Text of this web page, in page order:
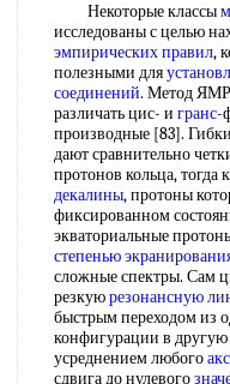
Некоторые классы
исследованы с целью
эмпирических правил,
полезными для
соединений. Метод
различать цис- и гранс-
производные [83].
дают сравнительно
протонов кольца, тогда
декалины, протоны
фиксированном
экваториальные
степенью
сложные спектры. Сам
резкуюрезонансную
быстрым переходом из
конфигурации в
усреднением любого
сдвига до нулевого